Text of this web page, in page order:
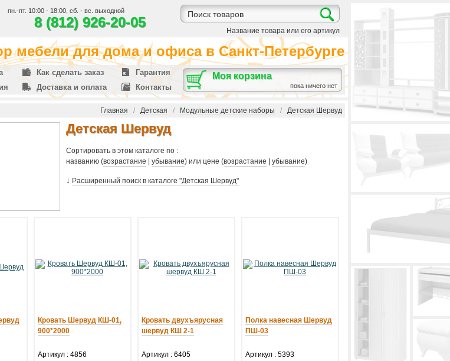
пн.-пт. 10:00 - 18:00, сб. - вс. выходной
8 (812) 926-20-05
Название товара или его артикул
мебели для дома и офиса в Санкт-Петербурге
Как сделать заказ
Гарантия
Доставка и оплата Контакты
Моя корзина
пока ничего нет
Главная / Детская / Модульные детские наборы / Детская Шервуд
Детская Шервуд
Сортировать в этом каталоге по :
названию (возрастание убывание) или цене (возрастание убывание)
↓ Расширенный поиск в каталоге "Детская Шервуд"
Кровать Шервуд КШ-01,
900*2000
Артикул : 4856
Кровать двухъярусная
шервуд КШ 2-1
Артикул : 6405
Полка навесная Шервуд
ПШ-03
Артикул : 5393